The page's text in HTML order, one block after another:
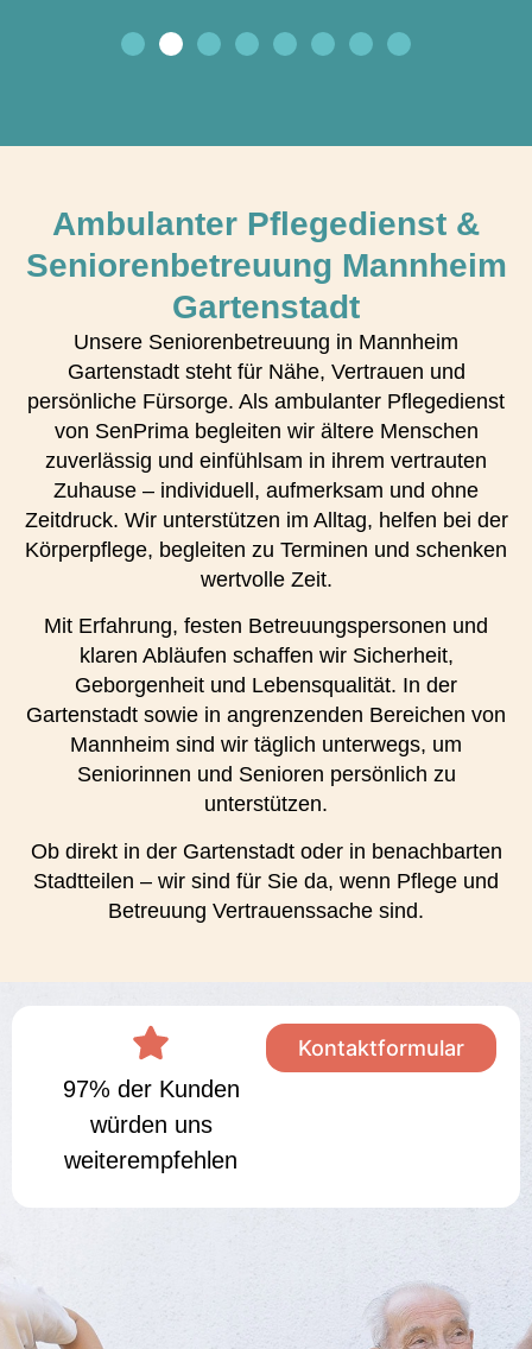
Ambulanter Pflegedienst &
Seniorenbetreuung Mannheim
Gartenstadt
Unsere Seniorenbetreuung in Mannheim
Gartenstadt steht für Nähe, Vertrauen und
persönliche Fürsorge. Als ambulanter Pflegedienst
von SenPrima begleiten wir ältere Menschen
zuverlässig und einfühlsam in ihrem vertrauten
Zuhause – individuell, aufmerksam und ohne
Zeitdruck. Wir unterstützen im Alltag, helfen bei der
Körperpflege, begleiten zu Terminen und schenken
wertvolle Zeit.
Mit Erfahrung, festen Betreuungspersonen und
klaren Abläufen schaffen wir Sicherheit,
Geborgenheit und Lebensqualität. In der
Gartenstadt sowie in angrenzenden Bereichen von
Mannheim sind wir täglich unterwegs, um
Seniorinnen und Senioren persönlich zu
unterstützen.
Ob direkt in der Gartenstadt oder in benachbarten
Stadtteilen – wir sind für Sie da, wenn Pflege und
Betreuung Vertrauenssache sind.
97% der Kunden
würden uns
weiterempfehlen
Kontaktformular